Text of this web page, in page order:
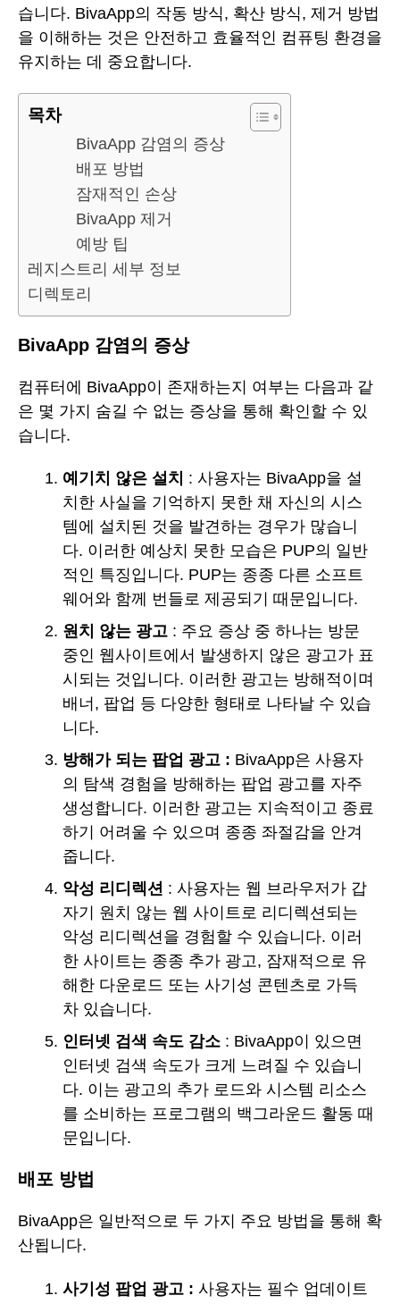
습니다. BivaApp의 작동 방식, 확산 방식, 제거 방법
을 이해하는 것은 안전하고 효율적인 컴퓨팅 환경을
유지하는 데 중요합니다.
목차
BivaApp 감염의 증상
배포 방법
잠재적인 손상
BivaApp 제거
예방 팁
레지스트리 세부 정보
디렉토리
BivaApp 감염의 증상
컴퓨터에 BivaApp이 존재하는지 여부는 다음과 같
은 몇 가지 숨길 수 없는 증상을 통해 확인할 수 있
습니다.
예기치 않은 설치 : 사용자는 BivaApp을 설
치한 사실을 기억하지 못한 채 자신의 시스
템에 설치된 것을 발견하는 경우가 많습니
다. 이러한 예상치 못한 모습은 PUP의 일반
적인 특징입니다. PUP는 종종 다른 소프트
웨어와 함께 번들로 제공되기 때문입니다.
원치 않는 광고 : 주요 증상 중 하나는 방문
중인 웹사이트에서 발생하지 않은 광고가 표
시되는 것입니다. 이러한 광고는 방해적이며
배너, 팝업 등 다양한 형태로 나타날 수 있습
니다.
방해가 되는 팝업 광고 : BivaApp은 사용자
의 탐색 경험을 방해하는 팝업 광고를 자주
생성합니다. 이러한 광고는 지속적이고 종료
하기 어려울 수 있으며 종종 좌절감을 안겨
줍니다.
악성 리디렉션 : 사용자는 웹 브라우저가 갑
자기 원치 않는 웹 사이트로 리디렉션되는
악성 리디렉션을 경험할 수 있습니다. 이러
한 사이트는 종종 추가 광고, 잠재적으로 유
해한 다운로드 또는 사기성 콘텐츠로 가득
차 있습니다.
인터넷 검색 속도 감소 : BivaApp이 있으면
인터넷 검색 속도가 크게 느려질 수 있습니
다. 이는 광고의 추가 로드와 시스템 리소스
를 소비하는 프로그램의 백그라운드 활동 때
문입니다.
배포 방법
BivaApp은 일반적으로 두 가지 주요 방법을 통해 확
산됩니다.
사기성 팝업 광고 : 사용자는 필수 업데이트